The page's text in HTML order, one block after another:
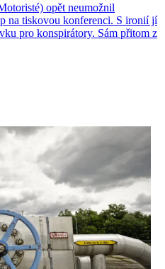
opět neumožnil
na tiskovou konferenci. S ironií jí
pro konspirátory. Sám přitom z